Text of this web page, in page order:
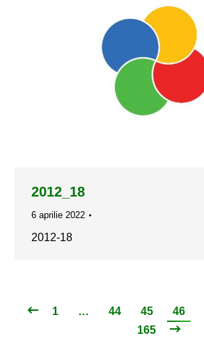
2012_18
6 aprilie 2022
2012-18
1 … 44 45 46
165